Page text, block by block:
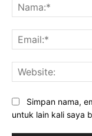
Simpan nama,
untuk lain kali saya